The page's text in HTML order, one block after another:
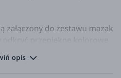
załączony do zestawu mazak
odkryć przepiękne kolorowe
od nowa! Duży mazak jest
opis